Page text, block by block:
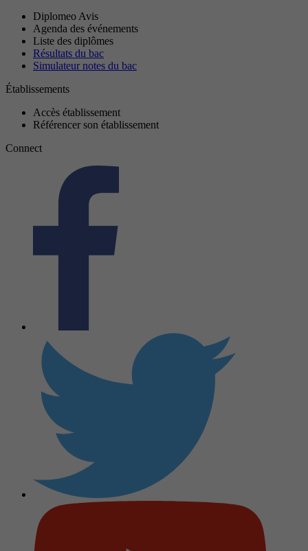
Diplomeo Avis
Agenda des événements
Liste des diplômes
Résultats du bac
Simulateur notes du bac
Établissements
Accès établissement
Référencer son établissement
Connect